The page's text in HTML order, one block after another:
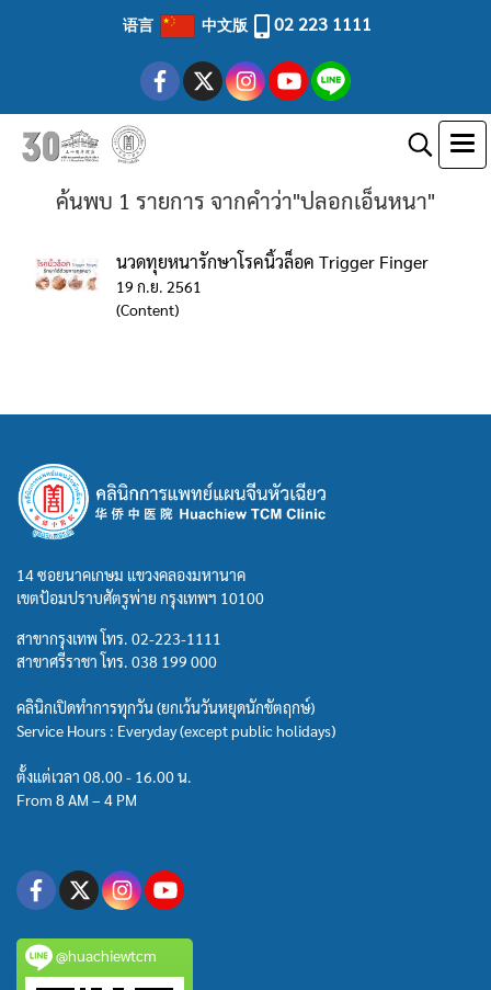
语言 中文版 02 223 1111
ค้นพบ 1 รายการ จากคำว่า"ปลอกเอ็นหนา"
นวดทุยหนารักษาโรคนิ้วล็อค Trigger Finger
19 ก.ย. 2561
(Content)
14 ซอยนาคเกษม แขวงคลองมหานาค
เขตป้อมปราบศัตรูพ่าย กรุงเทพฯ 10100
สาขากรุงเทพ โทร. 02-223-1111
สาขาศรีราชา โทร. 038 199 000
คลินิกเปิดทำการทุกวัน (ยกเว้นวันหยุดนักขัตฤกษ์)
Service Hours : Everyday (except public holidays)
ตั้งแต่เวลา 08.00 - 16.00 น.
From 8 AM – 4 PM
@huachiewtcm